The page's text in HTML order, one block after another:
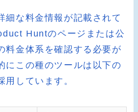
細な料金情報が記載されて
Huntのページまたは公
料金体系を確認する必要が
にこの種のツールは以下の
用しています。